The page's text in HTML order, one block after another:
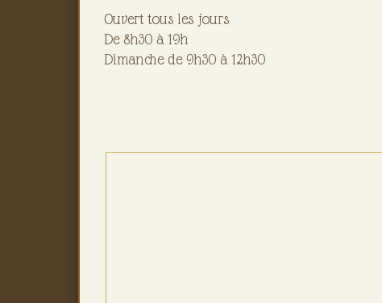
Ouvert tous les jours
De 8h30 à 19h
Dimanche de 9h30 à 12h30